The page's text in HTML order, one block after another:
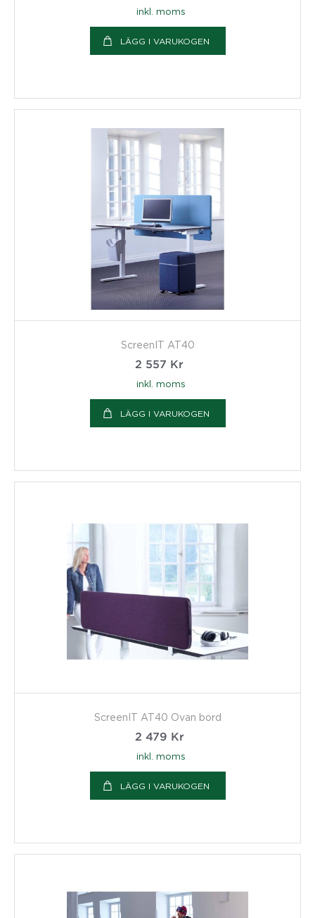
inkl. moms
LÄGG I VARUKOGEN
ScreenIT AT40
2 557 Kr
inkl. moms
LÄGG I VARUKOGEN
ScreenIT AT40 Ovan bord
2 479 Kr
inkl. moms
LÄGG I VARUKOGEN